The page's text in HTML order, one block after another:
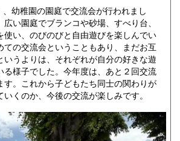
幼稚園の園庭で交流会が行われまし
い園庭でブランコや砂場、すべり台、
使い、のびのびと自由遊びを楽しんでい
ての交流会ということもあり、まだお互
いうよりは、それぞれが自分の好きな遊
る様子でした。今年度は、あと２回交流
す。これから子どもたち同士の関わりが
くのか、今後の交流が楽しみです。